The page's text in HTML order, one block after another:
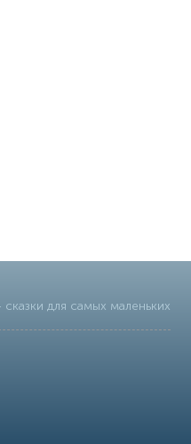
сказки для самых маленьких